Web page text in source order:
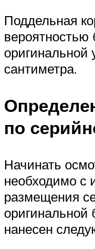
Поддельная
вероятностью
оригинальной
сантиметра.
по
Начинать
необходимо с
размещения
оригинальной
нанесен